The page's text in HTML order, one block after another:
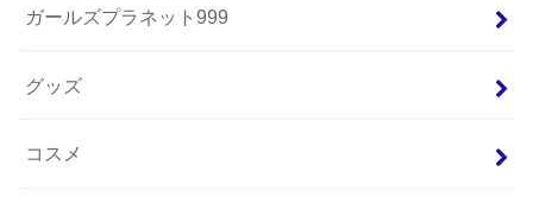
ガールズプラネット999
グッズ
コスメ